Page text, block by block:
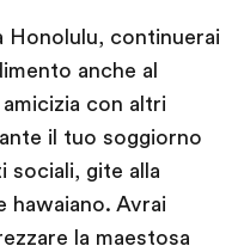
Honolulu, continuerai
anche al
con altri
il tuo soggiorno
sociali, gite alla
hawaiano. Avrai
la maestosa